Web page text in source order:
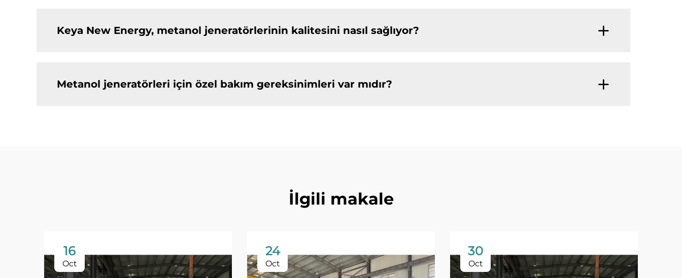
Keya New Energy, metanol jeneratörlerinin kalitesini nasıl sağlıyor?
Metanol jeneratörleri için özel bakım gereksinimleri var mıdır?
İlgili makale
16
Oct
24
Oct
30
Oct